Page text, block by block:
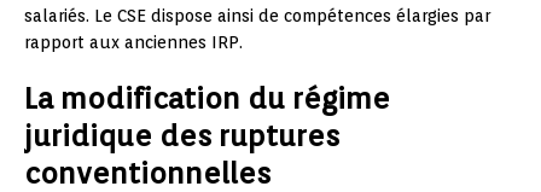
salariés. Le CSE dispose ainsi de compétences élargies par
rapport aux anciennes IRP.
La modification du régime
juridique des ruptures
conventionnelles